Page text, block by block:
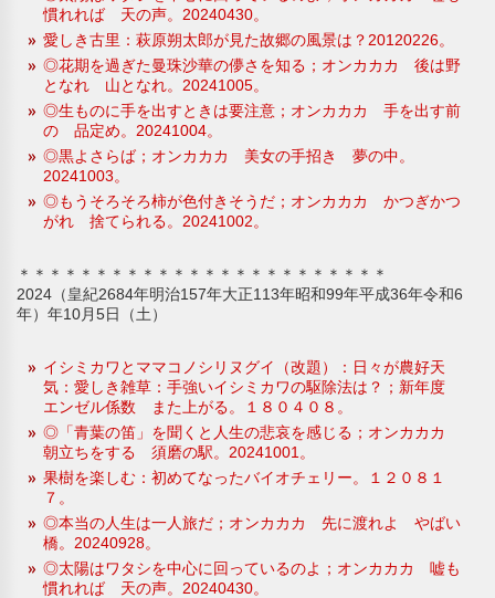
慣れれば 天の声。20240430。
愛しき古里：萩原朔太郎が見た故郷の風景は？20120226。
◎花期を過ぎた曼珠沙華の儚さを知る；オンカカカ 後は野
となれ 山となれ。20241005。
◎生ものに手を出すときは要注意；オンカカカ 手を出す前
の 品定め。20241004。
◎黒よさらば；オンカカカ 美女の手招き 夢の中。
20241003。
◎もうそろそろ柿が色付きそうだ；オンカカカ かつぎかつ
がれ 捨てられる。20241002。
＊＊＊＊＊＊＊＊＊＊＊＊＊＊＊＊＊＊＊＊＊＊＊＊
2024（皇紀2684年明治157年大正113年昭和99年平成36年令和6
年）年10月5日（土）
イシミカワとママコノシリヌグイ（改題）：日々が農好天
気：愛しき雑草：手強いイシミカワの駆除法は？；新年度
エンゼル係数 また上がる。１８０４０８。
◎「青葉の笛」を聞くと人生の悲哀を感じる；オンカカカ
朝立ちをする 須磨の駅。20241001。
果樹を楽しむ：初めてなったバイオチェリー。１２０８１
７。
◎本当の人生は一人旅だ；オンカカカ 先に渡れよ やばい
橋。20240928。
◎太陽はワタシを中心に回っているのよ；オンカカカ 嘘も
慣れれば 天の声。20240430。